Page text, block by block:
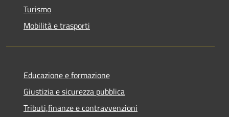
Turismo
Mobilità e trasporti
Educazione e formazione
Giustizia e sicurezza pubblica
Tributi,finanze e contravvenzioni